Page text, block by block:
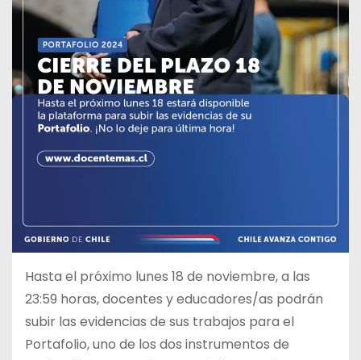
Hasta el próximo lunes 18 de noviembre, a las
23:59 horas, docentes y educadores/as podrán
subir las evidencias de sus trabajos para el
Portafolio, uno de los dos instrumentos de